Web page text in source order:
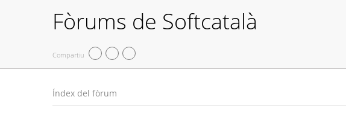
Fòrums de Softcatalà
Compartiu
Índex del fòrum